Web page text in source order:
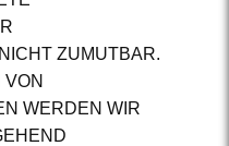
ZUMUTBAR.
WERDEN WIR